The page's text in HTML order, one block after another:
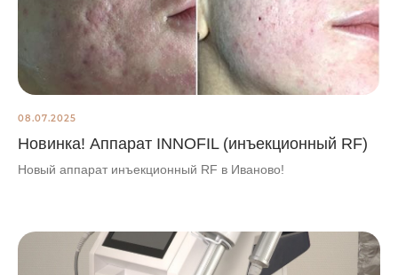
08.07.2025
Новинка! Аппарат INNOFIL (инъекционный RF)
Новый аппарат инъекционный RF в Иваново!